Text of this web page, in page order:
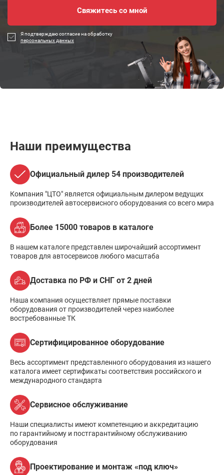
Я подтверждаю согласие на обработку
персональных данных
Наши преимущества
Официальный дилер 54 производителей
Компания "ЦТО" является официальным дилером ведущих
производителей автосервисного оборудования со всего мира
Более 15000 товаров в каталоге
В нашем каталоге представлен широчайший ассортимент
товаров для автосервисов любого масштаба
Доставка по РФ и СНГ от 2 дней
Наша компания осуществляет прямые поставки
оборудования от производителей через наиболее
востребованные ТК
Сертифицированное оборудование
Весь ассортимент представленного оборудования из нашего
каталога имеет сертификаты соответствия российского и
международного стандарта
Сервисное обслуживание
Наши специалисты имеют компетенцию и аккредитацию
по гарантийному и постгарантийному обслуживанию
оборудования
Проектирование и монтаж «под ключ»